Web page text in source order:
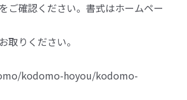
ご確認ください。書式はホームペー
りください。
kodomo-hoyou/kodomo-